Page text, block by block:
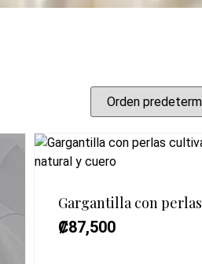
Gargantilla con perlas
₡87,500